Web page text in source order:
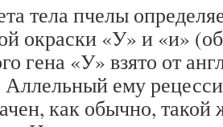
тела пчелы
окраски «У» и «и»
гена «У» взято от
ему
как обычно, такой